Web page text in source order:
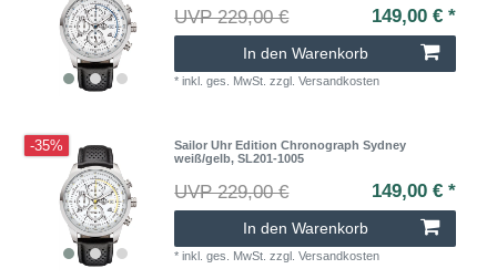
UVP 229,00 € 149,00 € *
In den Warenkorb
*inkl. ges. MwSt. zzgl.Versandkosten
-35%
Sailor Uhr Edition Chronograph Sydney
weiß/gelb, SL201-1005
UVP 229,00 € 149,00 € *
In den Warenkorb
*inkl. ges. MwSt. zzgl.Versandkosten